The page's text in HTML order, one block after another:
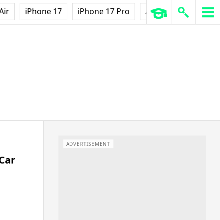
iPhone 17 iPhone 17 Pro AirPods Pro 3
ADVERTISEMENT